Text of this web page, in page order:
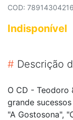
COD:
Indisponível
# Descrição
O CD - Teodoro
grande
"A Gostosona",